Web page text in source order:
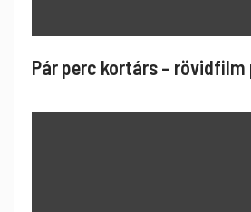
Pár perc kortárs –